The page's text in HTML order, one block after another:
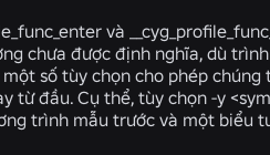
và
chưa được định nghĩa, dù
số tùy chọn cho phép
từ đầu. Cụ thể, tùy chọn -y
trình mẫu trước và một biểu